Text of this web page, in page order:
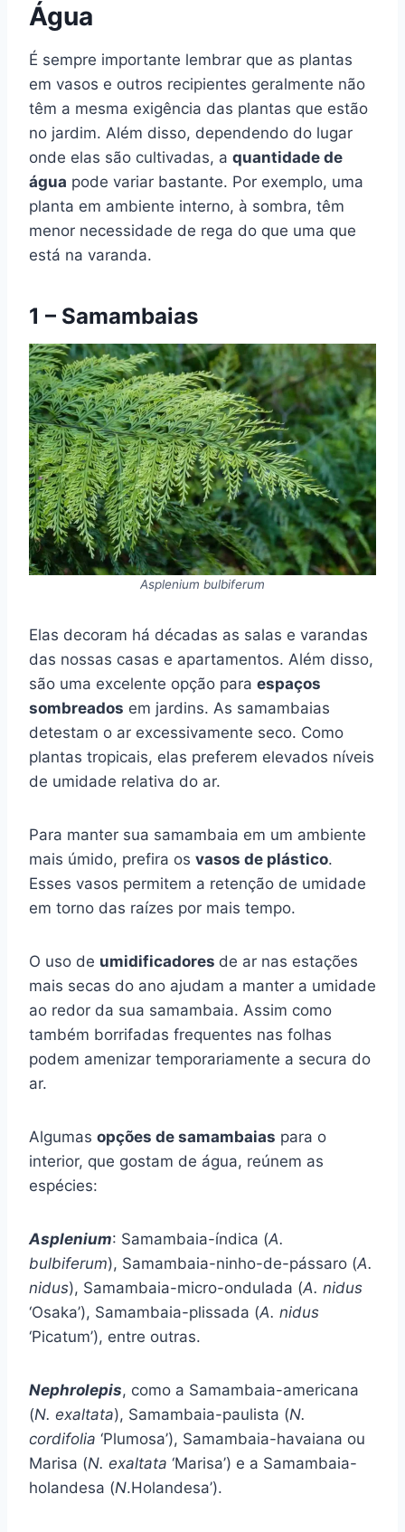
Água
É sempre importante lembrar que as plantas
em vasos e outros recipientes geralmente não
têm a mesma exigência das plantas que estão
no jardim. Além disso, dependendo do lugar
onde elas são cultivadas, a quantidade de
água pode variar bastante. Por exemplo, uma
planta em ambiente interno, à sombra, têm
menor necessidade de rega do que uma que
está na varanda.
1 – Samambaias
Asplenium bulbiferum
Elas decoram há décadas as salas e varandas
das nossas casas e apartamentos. Além disso,
são uma excelente opção para espaços
sombreados em jardins. As samambaias
detestam o ar excessivamente seco. Como
plantas tropicais, elas preferem elevados níveis
de umidade relativa do ar.
Para manter sua samambaia em um ambiente
mais úmido, prefira os vasos de plástico.
Esses vasos permitem a retenção de umidade
em torno das raízes por mais tempo.
O uso de umidificadores de ar nas estações
mais secas do ano ajudam a manter a umidade
ao redor da sua samambaia. Assim como
também borrifadas frequentes nas folhas
podem amenizar temporariamente a secura do
ar.
Algumas opções de samambaias para o
interior, que gostam de água, reúnem as
espécies:
Asplenium: Samambaia-índica (A.
bulbiferum), Samambaia-ninho-de-pássaro (A.
nidus), Samambaia-micro-ondulada (A. nidus
‘Osaka’), Samambaia-plissada (A. nidus
‘Picatum’), entre outras.
Nephrolepis, como a Samambaia-americana
(N. exaltata), Samambaia-paulista (N.
cordifolia ‘Plumosa’), Samambaia-havaiana ou
Marisa (N. exaltata ‘Marisa’) e a Samambaia-
holandesa (N.Holandesa’).